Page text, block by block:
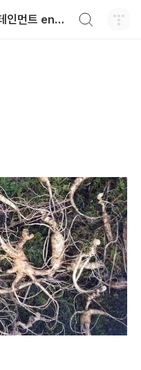
와일드진생WG엔터테인먼트 entertainment